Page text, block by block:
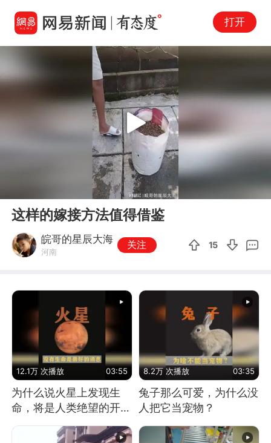
打开
Play
这样的嫁接方法值得借鉴
皖哥的星辰大海
河南
关注 15
12.1万 次播放 03:55
为什么说火星上发现生
命，将是人类绝望的开
8.2万 次播放 03:35
兔子那么可爱，为什么没
人把它当宠物？